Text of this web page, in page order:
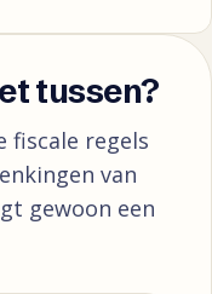
tussen?
fiscale regels
van
gewoon een